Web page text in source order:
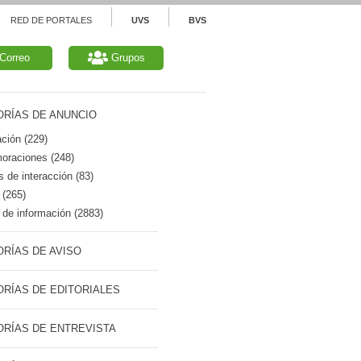
RED DE PORTALES UVS BVS
Correo Grupos
DE ANUNCIO
(229)
(248)
de interacción (83)
de información (2883)
DE AVISO
DE EDITORIALES
DE ENTREVISTA